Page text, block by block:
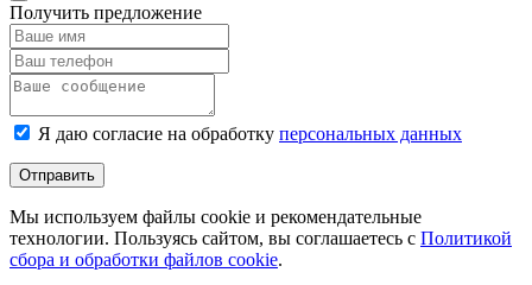
Получить предложение
Я даю согласие на обработку персональных данных
Отправить
Мы используем файлы cookie и рекомендательные
технологии. Пользуясь сайтом, вы соглашаетесь с Политикой
сбора и обработки файлов cookie.